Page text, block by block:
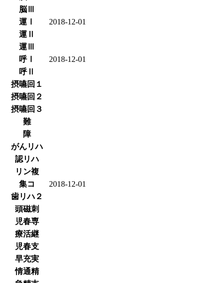
脳Ⅲ
運Ⅰ
2018-12-01
運Ⅱ
運Ⅲ
呼Ⅰ
2018-12-01
呼Ⅱ
摂嚥回１
摂嚥回２
摂嚥回３
難
障
がんリハ
認リハ
リン複
集コ
2018-12-01
歯リハ２
頭磁刺
児春専
療活継
児春支
早充実
情通精